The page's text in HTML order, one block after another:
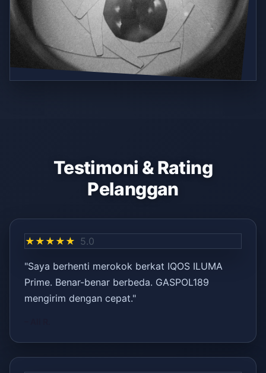
Testimoni & Rating
Pelanggan
★★★★★ 5.0
"Saya berhenti merokok berkat IQOS ILUMA
Prime. Benar-benar berbeda. GASPOL189
mengirim dengan cepat."